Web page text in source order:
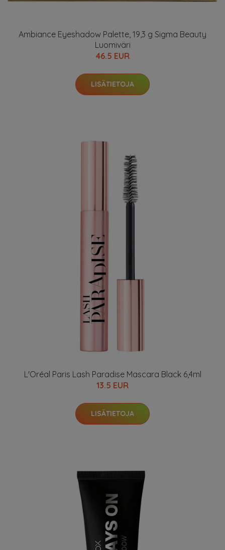
Ambiance Eyeshadow Palette, 19,3 g Sigma Beauty
Luomiväri
46.5 EUR
LISÄTIETOJA
L'Oréal Paris Lash Paradise Mascara Black 6,4ml
13.5 EUR
LISÄTIETOJA